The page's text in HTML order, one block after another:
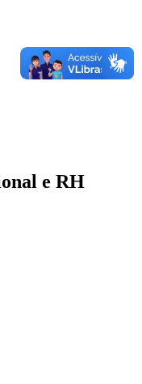
e RH